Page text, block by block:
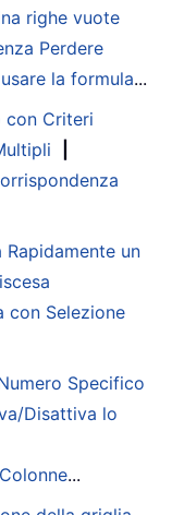
righe vuote
Perdere
la formula...
con Criteri
Rapidamente un
con Selezione
Specifico
Disattiva lo
...